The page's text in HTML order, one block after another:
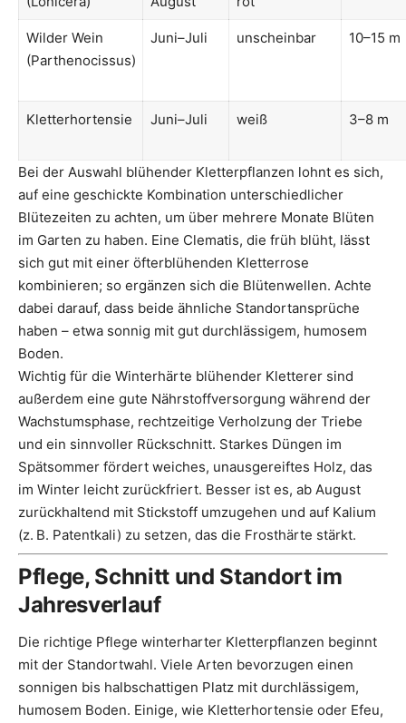
Wilder Wein
(Parthenocissus)
Juni–Juli unscheinbar 10–15 m
Kletterhortensie Juni–Juli weiß 3–8 m
Bei der Auswahl blühender Kletterpflanzen lohnt es sich,
auf eine geschickte Kombination unterschiedlicher
Blütezeiten zu achten, um über mehrere Monate Blüten
im Garten zu haben. Eine Clematis, die früh blüht, lässt
sich gut mit einer öfterblühenden Kletterrose
kombinieren; so ergänzen sich die Blütenwellen. Achte
dabei darauf, dass beide ähnliche Standortansprüche
haben – etwa sonnig mit gut durchlässigem, humosem
Boden.
Wichtig für die Winterhärte blühender Kletterer sind
außerdem eine gute Nährstoffversorgung während der
Wachstumsphase, rechtzeitige Verholzung der Triebe
und ein sinnvoller Rückschnitt. Starkes Düngen im
Spätsommer fördert weiches, unausgereiftes Holz, das
im Winter leicht zurückfriert. Besser ist es, ab August
zurückhaltend mit Stickstoff umzugehen und auf Kalium
(z. B. Patentkali) zu setzen, das die Frosthärte stärkt.
Pflege, Schnitt und Standort im
Jahresverlauf
Die richtige Pflege winterharter Kletterpflanzen beginnt
mit der Standortwahl. Viele Arten bevorzugen einen
sonnigen bis halbschattigen Platz mit durchlässigem,
humosem Boden. Einige, wie Kletterhortensie oder Efeu,